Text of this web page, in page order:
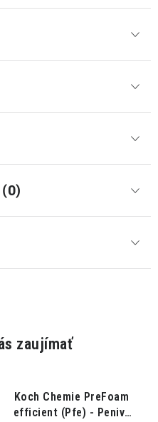
zaujímať
Koch Chemie PreFoam
efficient (Pfe) - Penivý